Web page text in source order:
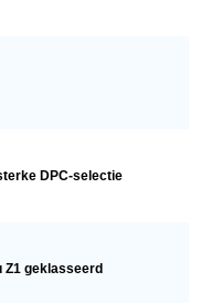
ONDER HET
DPC-selectie
Z1 geklasseerd